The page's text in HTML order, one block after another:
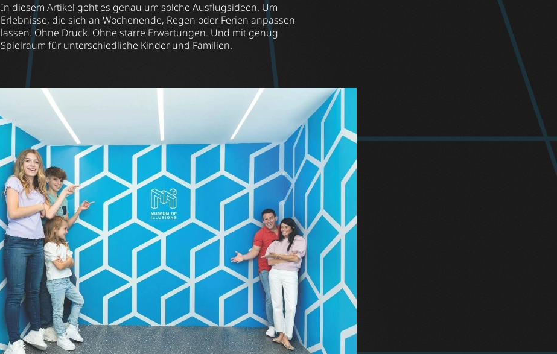
In diesem Artikel geht es genau um solche Ausflugsideen. Um
Erlebnisse, die sich an Wochenende, Regen oder Ferien anpassen
lassen. Ohne Druck. Ohne starre Erwartungen. Und mit genug
Spielraum für unterschiedliche Kinder und Familien.